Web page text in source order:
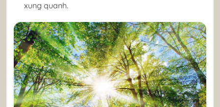
xung quanh.